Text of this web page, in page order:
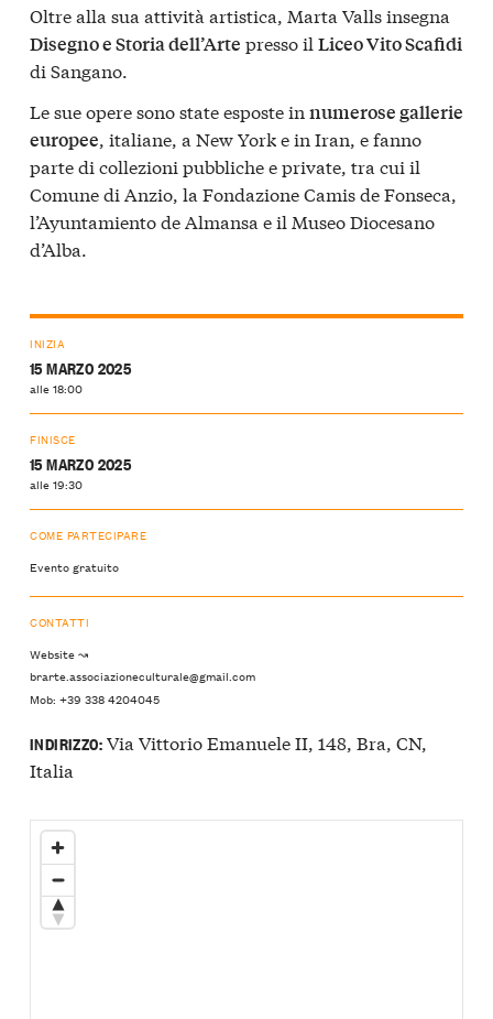
Oltre alla sua attività artistica, Marta Valls insegna
Disegno e Storia dell’Arte presso il Liceo Vito Scafidi
di Sangano.
Le sue opere sono state esposte in numerose gallerie
europee, italiane, a New York e in Iran, e fanno
parte di collezioni pubbliche e private, tra cui il
Comune di Anzio, la Fondazione Camis de Fonseca,
l’Ayuntamiento de Almansa e il Museo Diocesano
d’Alba.
INIZIA
15 MARZO 2025
alle 18:00
FINISCE
15 MARZO 2025
alle 19:30
COME PARTECIPARE
Evento gratuito
CONTATTI
Website ↝
brarte.associazioneculturale@gmail.com
Mob: +39 338 4204045
INDIRIZZO:Via Vittorio Emanuele II, 148, Bra, CN,
Italia